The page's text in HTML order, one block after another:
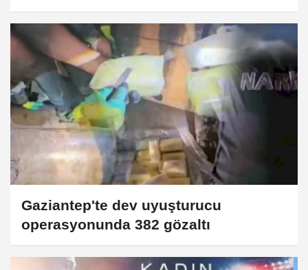
yaptırım
Gaziantep'te dev uyuşturucu
operasyonunda 382 gözaltı